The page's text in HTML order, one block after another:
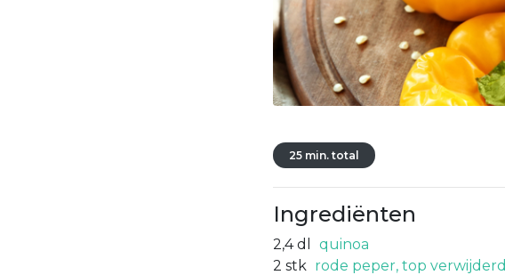
25 min. total
Ingrediënten
2,4 dl
quinoa
2 stk rode peper, top verwijderd